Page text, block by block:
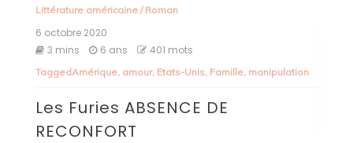
Littérature américaine/ Roman
6 octobre 2020
3 mins
6 ans 401 mots
TaggedAmérique, amour, Etats-Unis, Famille, manipulation
Les Furies ABSENCE DE
RECONFORT